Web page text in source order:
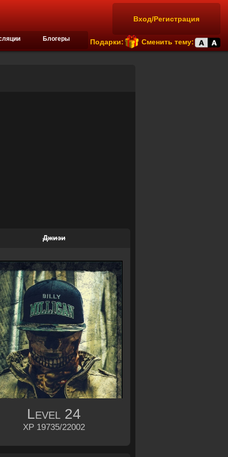
Вход/Регистрация
Подарки: Сменить тему:
Блогеры
Джизи
Level 24
XP 19735/22002